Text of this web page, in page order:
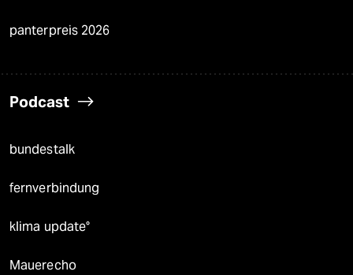
panterpreis 2026
Podcast
bundestalk
fernverbindung
klima update°
Mauerecho